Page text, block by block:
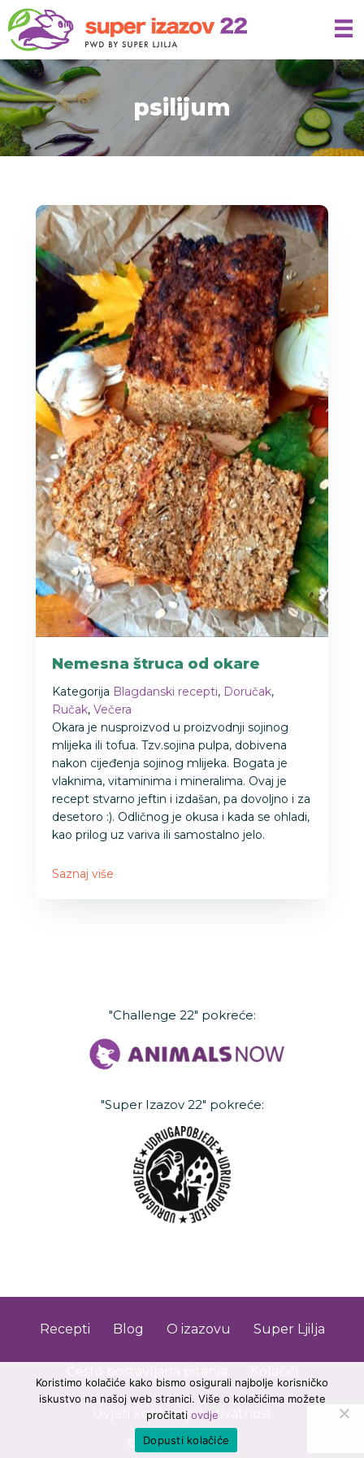
psilijum
Nemesna štruca od okare
Kategorija Blagdanski recepti, Doručak,
Ručak, Večera
Okara je nusproizvod u proizvodnji sojinog
mlijeka ili tofua. Tzv.sojina pulpa, dobivena
nakon cijeđenja sojinog mlijeka. Bogata je
vlaknima, vitaminima i mineralima. Ovaj je
recept stvarno jeftin i izdašan, pa dovoljno i za
desetoro :). Odličnog je okusa i kada se ohladi,
kao prilog uz variva ili samostalno jelo.
Saznaj više
"Challenge 22" pokreće:
"Super Izazov 22" pokreće:
Recepti Blog O izazovu Super Ljilja
Uvjeti korištenja i privatnost
© Super Izazov 22
Koristimo kolačiće kako bismo osigurali najbolje korisničko
iskustvo na našoj web stranici. Više o kolačićima možete
pročitati ovdje
Dopusti kolačiće